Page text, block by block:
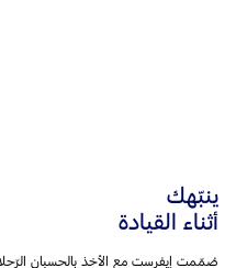
ينبّهك
أثناء القيادة
صُمّمت إيفرست مع الأخذ بالحسبان